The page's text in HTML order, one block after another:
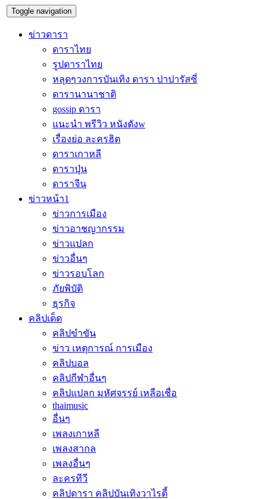
Toggle navigation
ข่าวดารา
ดาราไทย
รูปดาราไทย
หลุดๆวงการบันเทิง ดารา ปาปารัสซี่
ดารานานาชาติ
gossip ดารา
แนะนำ พรีวิว หนังดังw
เรื่องย่อ ละครฮิต
ดาราเกาหลี
ดาราปุ่น
ดาราจีน
ข่าวหน้า1
ข่าวการเมือง
ข่าวอาชญากรรม
ข่าวแปลก
ข่าวอื่นๆ
ข่าวรอบโลก
ภัยพิบัติ
ธุรกิจ
คลิปเด็ด
คลิปขำขัน
ข่าว เหตุการณ์ การเมือง
คลิปบอล
คลิปกีฬาอื่นๆ
คลิปแปลก มหัศจรรย์ เหลือเชื่อ
thaimusic
อื่นๆ
เพลงเกาหลี
เพลงสากล
เพลงอื่นๆ
ละครทีวี
คลิปดารา คลิปบันเทิงวาไรตี้